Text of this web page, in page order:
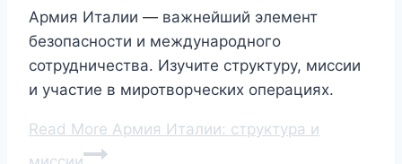
Армия Италии — важнейший элемент
безопасности и международного
сотрудничества. Изучите структуру, миссии
и участие в миротворческих операциях.
Read More Армия Италии: структура и